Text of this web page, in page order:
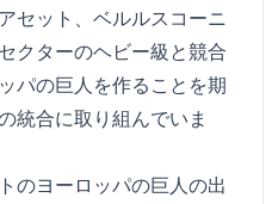
セット、ベルルスコーニ
クターのヘビー級と競合
パの巨人を作ることを期
統合に取り組んでいま
のヨーロッパの巨人の出